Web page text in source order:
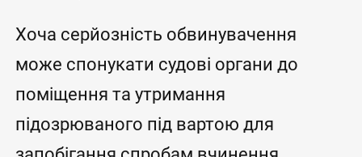
Хоча серйозність обвинувачення
може спонукати судові органи до
поміщення та утримання
підозрюваного під вартою для